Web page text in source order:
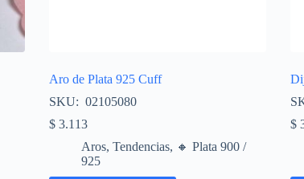
Aro de Plata 925 Cuff
SKU: 02105080
$3.113
Aros, Tendencias, 🔸​ Plata 900 /
925
$